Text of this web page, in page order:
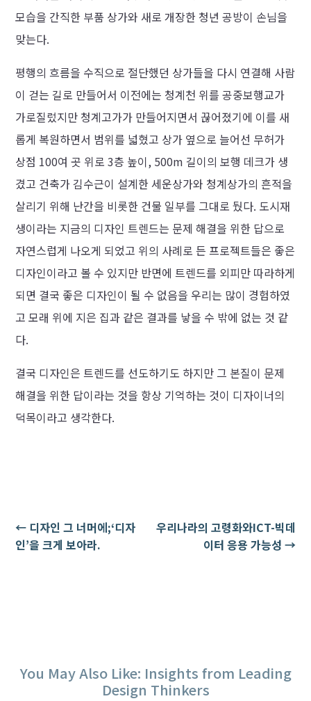
모습을 간직한 부품 상가와 새로 개장한 청년 공방이 손님을
맞는다.
평행의 흐름을 수직으로 절단했던 상가들을 다시 연결해 사람
이 걷는 길로 만들어서 이전에는 청계천 위를 공중보행교가
가로질렀지만 청계고가가 만들어지면서 끊어졌기에 이를 새
롭게 복원하면서 범위를 넓혔고 상가 옆으로 늘어선 무허가
상점 100여 곳 위로 3층 높이, 500m 길이의 보행 데크가 생
겼고 건축가 김수근이 설계한 세운상가와 청계상가의 흔적을
살리기 위해 난간을 비롯한 건물 일부를 그대로 뒀다. 도시재
생이라는 지금의 디자인 트렌드는 문제 해결을 위한 답으로
자연스럽게 나오게 되었고 위의 사례로 든 프로젝트들은 좋은
디자인이라고 볼 수 있지만 반면에 트렌드를 외피만 따라하게
되면 결국 좋은 디자인이 될 수 없음을 우리는 많이 경험하였
고 모래 위에 지은 집과 같은 결과를 낳을 수 밖에 없는 것 같
다.
결국 디자인은 트렌드를 선도하기도 하지만 그 본질이 문제
해결을 위한 답이라는 것을 항상 기억하는 것이 디자이너의
덕목이라고 생각한다.
← 디자인 그 너머에;‘디자
인’을 크게 보아라.
우리나라의 고령화와ICT-빅데
이터 응용 가능성 →
You May Also Like: Insights from Leading
Design Thinkers